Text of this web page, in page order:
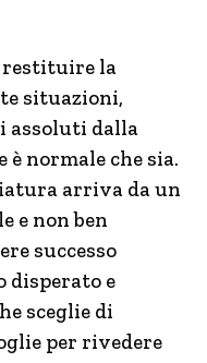
restituire la
situazioni,
assoluti dalla
è normale che sia.
arriva da un
e non ben
successo
disperato e
sceglie di
per rivedere